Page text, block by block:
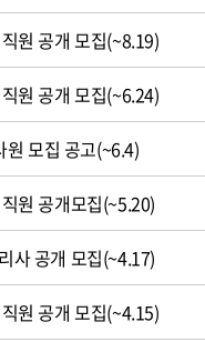
원 공개 모집(~8.19)
원 공개 모집(~6.24)
모집 공고(~6.4)
원 공개모집(~5.20)
사 공개 모집(~4.17)
원 공개 모집(~4.15)